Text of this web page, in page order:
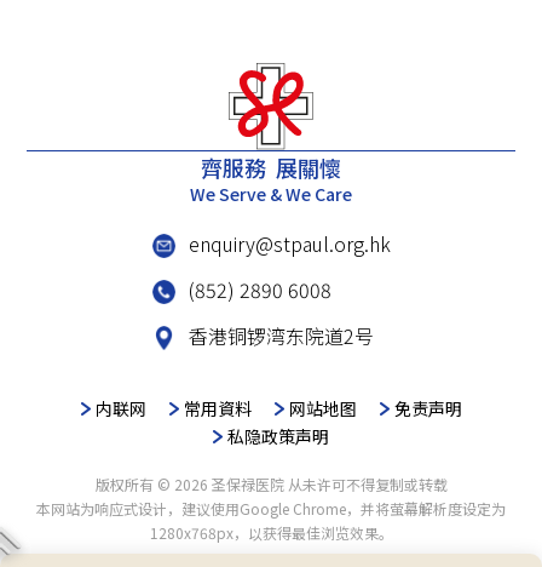
齊服務 展關懷
We Serve & We Care
enquiry@stpaul.org.hk
(852) 2890 6008
香港铜锣湾东院道2号
内联网 常用資料 网站地图
免责声明
私隐政策声明
版权所有 © 2026 圣保禄医院 从未许可不得复制或转载
本网站为响应式设计，建议使用Google Chrome，并将萤幕解析度设定为
1280x768px，以获得最佳浏览效果。